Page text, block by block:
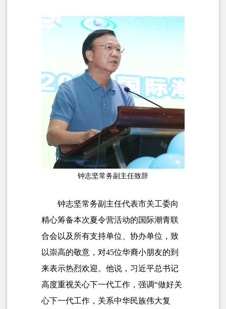
钟志坚常务副主任致辞
钟志坚常务副主任代表市关工委向
精心筹备本次夏令营活动的国际潮青联
合会以及所有支持单位、协办单位，致
以崇高的敬意，对45位华裔小朋友的到
来表示热烈欢迎。他说，习近平总书记
高度重视关心下一代工作，强调“做好关
心下一代工作，关系中华民族伟大复